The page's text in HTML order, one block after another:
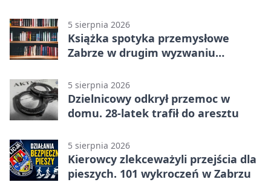
5 sierpnia 2026
Książka spotyka przemysłowe
Zabrze w drugim wyzwaniu
5 sierpnia 2026
Dzielnicowy odkrył przemoc w
domu. 28-latek trafił do aresztu
5 sierpnia 2026
Kierowcy zlekceważyli przejścia dla
pieszych. 101 wykroczeń w Zabrzu